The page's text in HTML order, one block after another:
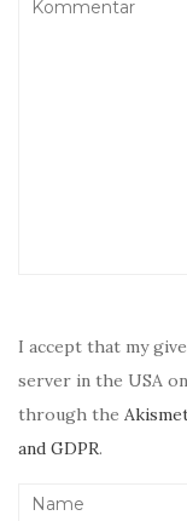
I accept that my
server in the USA
through the
and GDPR.